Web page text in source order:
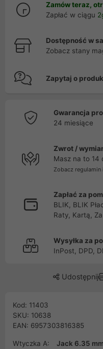
Zamów teraz,
Zapłać w ciągu
Dostępność w
Zobacz stany
Zapytaj o
Gwarancja
24 miesiące
Zwrot /
Masz na to 14
Zobacz regulamin
Zapłać za
BLIK, BLIK
Raty, Kartą,
Wysyłka za
InPost, DPD,
Udostępnij
Kod: 11403
SKU: 10638
EAN: 6957303816385
Wtyczka A:
Jack 6.35